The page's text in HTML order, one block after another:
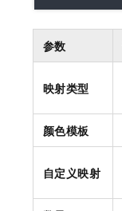
参数
映射类型
颜色模板
自定义映射